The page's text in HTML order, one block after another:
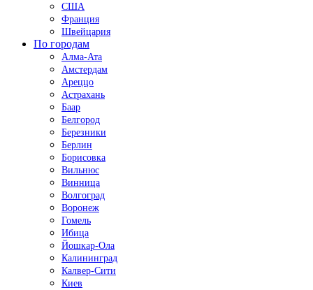
США
Франция
Швейцария
По городам
Алма-Ата
Амстердам
Ареццо
Астрахань
Баар
Белгород
Березники
Берлин
Борисовка
Вильнюс
Винница
Волгоград
Воронеж
Гомель
Ибица
Йошкар-Ола
Калининград
Калвер-Сити
Киев